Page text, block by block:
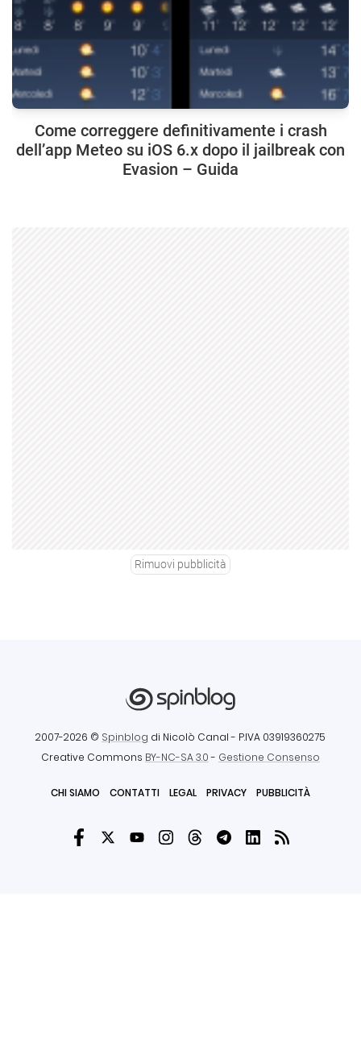
Come correggere definitivamente i crash
dell’app Meteo su iOS 6.x dopo il jailbreak con
Evasion – Guida
Rimuovi pubblicità
2007-2026 © Spinblog di Nicolò Canal - P.IVA 03919360275
Creative Commons BY-NC-SA 3.0- Gestione Consenso
CHI SIAMO CONTATTI LEGAL PRIVACY PUBBLICITÀ